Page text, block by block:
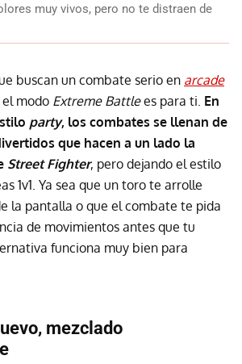
muy vivos, pero no te distraen de
buscan un combate serio en arcade
modo Extreme Battlees para ti. En
party, los combates se llenan de
que hacen a un lado la
Street Fighter, pero dejando el estilo
1v1. Ya sea que un toro te arrolle
la pantalla o que el combate te pida
de movimientos antes que tu
funciona muy bien para
mezclado